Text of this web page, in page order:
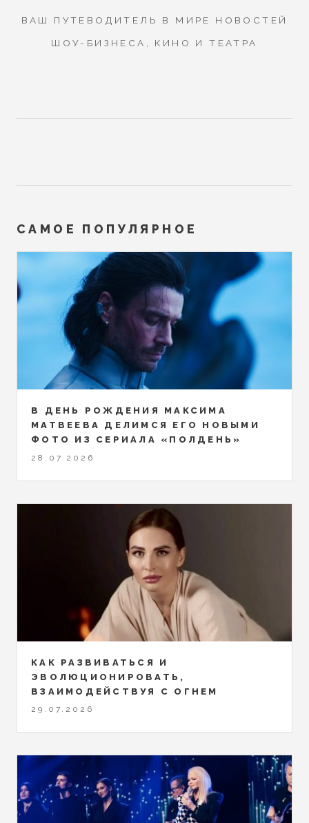
ВАШ ПУТЕВОДИТЕЛЬ В МИРЕ НОВОСТЕЙ
ШОУ-БИЗНЕСА, КИНО И ТЕАТРА
САМОЕ ПОПУЛЯРНОЕ
В ДЕНЬ РОЖДЕНИЯ МАКСИМА
МАТВЕЕВА ДЕЛИМСЯ ЕГО НОВЫМИ
ФОТО ИЗ СЕРИАЛА «ПОЛДЕНЬ»
28.07.2026
КАК РАЗВИВАТЬСЯ И
ЭВОЛЮЦИОНИРОВАТЬ,
ВЗАИМОДЕЙСТВУЯ С ОГНЕМ
29.07.2026